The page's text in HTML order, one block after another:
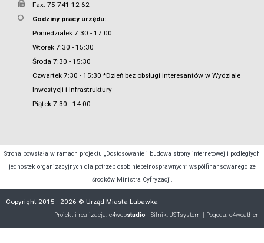
Fax: 75 741 12 62
Godziny pracy urzędu:
Poniedziałek 7:30 - 17:00
Wtorek 7:30 - 15:30
Środa 7:30 - 15:30
Czwartek 7:30 - 15:30 *Dzień bez obsługi interesantów w Wydziale
Inwestycji i Infrastruktury
Piątek 7:30 - 14:00
Strona powstała w ramach projektu „Dostosowanie i budowa strony internetowej i podległych
jednostek organizacyjnych dla potrzeb osob niepełnosprawnych” współfinansowanego ze
środków Ministra Cyfryzacji.
Copyright 2015 - 2026 © Urząd Miasta Lubawka
Projekt i realizacja: e4webstudio | Silnik: JSTsystem | Pogoda: e4weather